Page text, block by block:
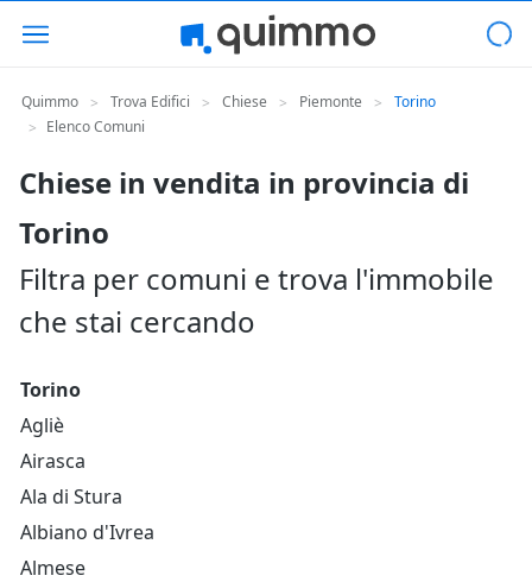
Quimmo > Trova Edifici > Chiese > Piemonte >
Torino
> Elenco Comuni
Chiese in vendita in provincia di
Torino
Filtra per comuni e trova l'immobile
che stai cercando
Torino
Agliè
Airasca
Ala di Stura
Albiano d'Ivrea
Almese